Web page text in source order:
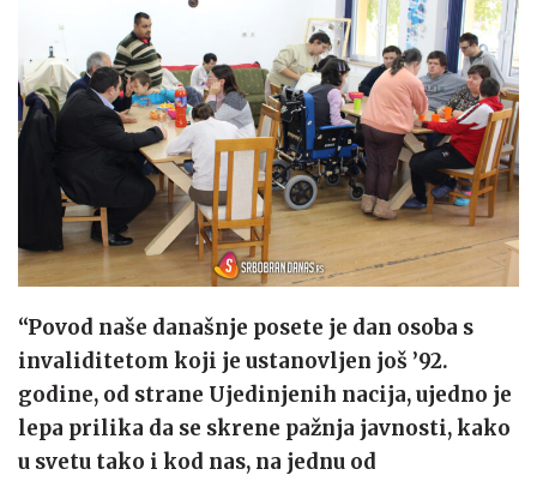
“Povod naše današnje posete je dan osoba s
invaliditetom koji je ustanovljen još ’92.
godine, od strane Ujedinjenih nacija, ujedno je
lepa prilika da se skrene pažnja javnosti, kako
u svetu tako i kod nas, na jednu od